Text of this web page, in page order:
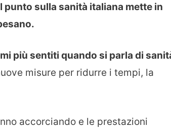
punto sulla sanità italiana mette in
più sentiti quando si parla di
misure per ridurre i tempi, la
accorciando e le prestazioni